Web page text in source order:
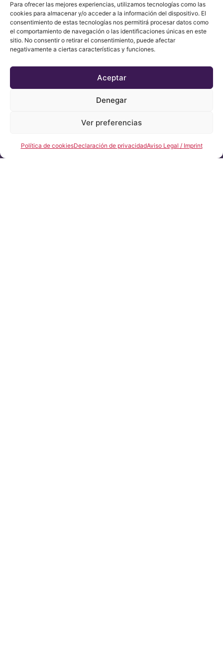
Para ofrecer las mejores experiencias, utilizamos tecnologías como las
cookies para almacenar y/o acceder a la información del dispositivo. El
consentimiento de estas tecnologías nos permitirá procesar datos como
el comportamiento de navegación o las identificaciones únicas en este
sitio. No consentir o retirar el consentimiento, puede afectar
negativamente a ciertas características y funciones.
Aceptar
Denegar
Ver preferencias
Política de cookiesDeclaración de privacidadAviso Legal / Imprint
CONTACTO